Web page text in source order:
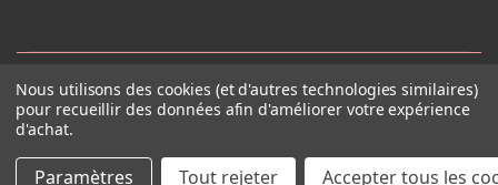
Nous utilisons des cookies (et d'autres technologies similaires)
pour recueillir des données afin d'améliorer votre expérience
d'achat.
Paramètres Tout rejeter Accepter tous les